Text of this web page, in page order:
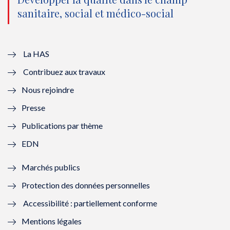
u
l
l
f
n
ê
t
o
e
e
n
ê
u
ê
t
o
ê
sanitaire, social et médico-social
La HAS
Contribuez aux travaux
Nous rejoindre
Presse
Publications par thème
EDN
Marchés publics
Protection des données personnelles
Accessibilité : partiellement conforme
Mentions légales